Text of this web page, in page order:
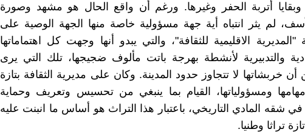
وبقايا أتربة الحفر وغيرها. ورغم أن واقع الحال هو مشهد وصورة
لم يثر انتباه أية جهة مسؤولية خاصة منها الجهة الوصية على
"المديرية الاقليمية للثقافة"، والتي يبدو أنها وجهت كل اهتماماتها
والتدبيرية لأنشطة بهرجة باتت مألوف ضجيجها، تلك التي يرى
أن خربشاتها لا تتجاوز حدود المدينة. وكان على مديرية الثقافة بتازة
ومسؤولياتها، القيام بما ينبغي من تحسيس وتعريف وحماية
في شقه المادي التاريخي، باعتبار هذا التراث هو أساس ما انبنت عليه
تراثا وطنيا.